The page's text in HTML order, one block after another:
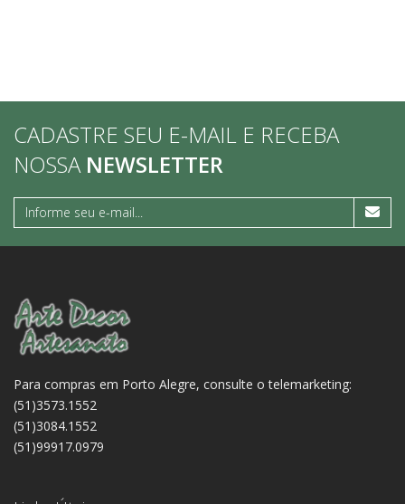
CADASTRE SEU E-MAIL E RECEBA
NOSSA NEWSLETTER
Para compras em Porto Alegre, consulte o telemarketing:
(51)3573.1552
(51)3084.1552
(51)99917.0979